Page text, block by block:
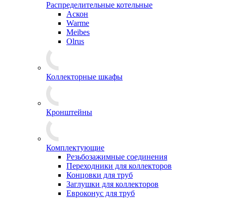
Распределительные котельные
Аскон
Warme
Meibes
Olrus
Коллекторные шкафы
Кронштейны
Комплектующие
Резьбозажимные соединения
Переходники для коллекторов
Концовки для труб
Заглушки для коллекторов
Евроконус для труб